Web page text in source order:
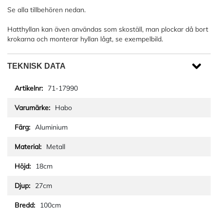
Se alla tillbehören nedan.
Hatthyllan kan även användas som skoställ, man plockar då bort
krokarna och monterar hyllan lågt, se exempelbild.
TEKNISK DATA
71-17990
Habo
Aluminium
Metall
18cm
27cm
100cm